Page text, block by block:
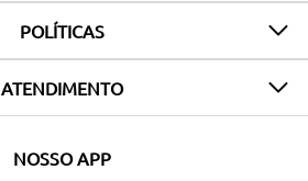
POLÍTICAS
ATENDIMENTO
NOSSO APP